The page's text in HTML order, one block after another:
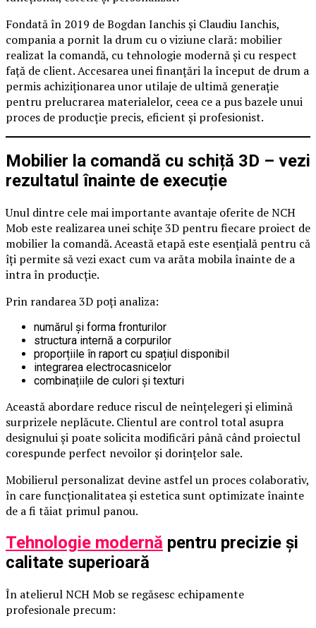
Fondată în 2019 de Bogdan Ianchis și Claudiu Ianchis,
compania a pornit la drum cu o viziune clară: mobilier
realizat la comandă, cu tehnologie modernă și cu respect
față de client. Accesarea unei finanțări la început de drum a
permis achiziționarea unor utilaje de ultimă generație
pentru prelucrarea materialelor, ceea ce a pus bazele unui
proces de producție precis, eficient și profesionist.
Mobilier la comandă cu schiță 3D – vezi
rezultatul înainte de execuție
Unul dintre cele mai importante avantaje oferite de NCH
Mob este realizarea unei schițe 3D pentru fiecare proiect de
mobilier la comandă. Această etapă este esențială pentru că
îți permite să vezi exact cum va arăta mobila înainte de a
intra în producție.
Prin randarea 3D poți analiza:
numărul și forma fronturilor
structura internă a corpurilor
proporțiile în raport cu spațiul disponibil
integrarea electrocasnicelor
combinațiile de culori și texturi
Această abordare reduce riscul de neînțelegeri și elimină
surprizele neplăcute. Clientul are control total asupra
designului și poate solicita modificări până când proiectul
corespunde perfect nevoilor și dorințelor sale.
Mobilierul personalizat devine astfel un proces colaborativ,
în care funcționalitatea și estetica sunt optimizate înainte
de a fi tăiat primul panou.
Tehnologie modernă pentru precizie și
calitate superioară
În atelierul NCH Mob se regăsesc echipamente
profesionale precum: